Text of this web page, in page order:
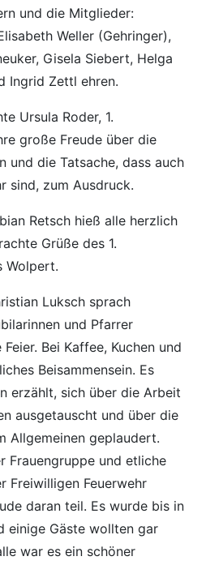
und die Mitglieder:
Weller (Gehringer),
Gisela Siebert, Helga
Ingrid Zettl ehren.
Ursula Roder, 1.
große Freude über die
und die Tatsache, dass auch
sind, zum Ausdruck.
Retsch hieß alle herzlich
Grüße des 1.
Wolpert.
Luksch sprach
und Pfarrer
Bei Kaffee, Kuchen und
Beisammensein. Es
erzählt, sich über die Arbeit
ausgetauscht und über die
Allgemeinen geplaudert.
Frauengruppe und etliche
Freiwilligen Feuerwehr
daran teil. Es wurde bis in
einige Gäste wollten gar
war es ein schöner